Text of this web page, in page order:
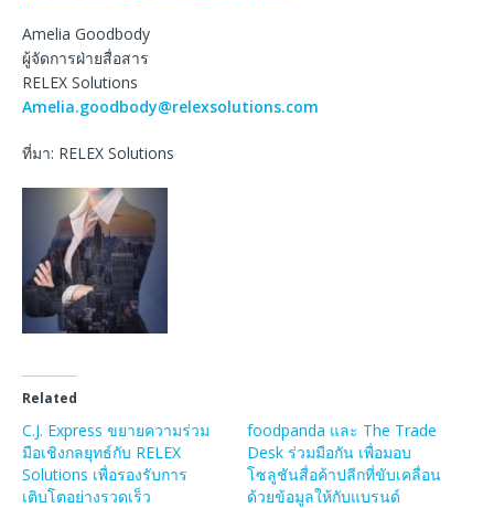
Amelia Goodbody
ผู้จัดการฝ่ายสื่อสาร
RELEX Solutions
Amelia.goodbody@relexsolutions.com
ที่มา: RELEX Solutions
Related
C.J. Express ขยายความร่วม
มือเชิงกลยุทธ์กับ RELEX
Solutions เพื่อรองรับการ
เติบโตอย่างรวดเร็ว
foodpanda และ The Trade
Desk ร่วมมือกัน เพื่อมอบ
โซลูชันสื่อค้าปลีกที่ขับเคลื่อน
ด้วยข้อมูลให้กับแบรนด์